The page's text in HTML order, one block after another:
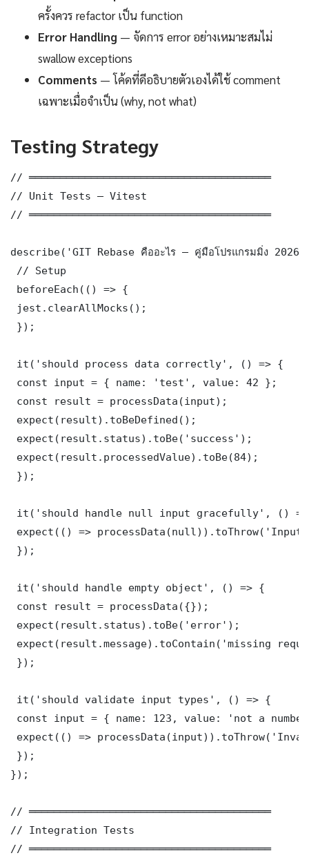
ครั้งควร refactor เป็น function
Error Handling — จัดการ error อย่างเหมาะสมไม่
swallow exceptions
Comments — โค้ดที่ดีอธิบายตัวเองได้ใช้ comment
เฉพาะเมื่อจำเป็น (why, not what)
Testing Strategy
// ═══════════════════════════════════════
// Unit Tests — Vitest
// ═══════════════════════════════════════
describe('GIT Rebase คืออะไร — คู่มือโปรแกรมมิ่ง
// Setup
beforeEach(() => {
jest.clearAllMocks();
});
it('should process data correctly', () => {
const input = { name: 'test', value: 42 };
const result = processData(input);
expect(result).toBeDefined();
expect(result.status).toBe('success');
expect(result.processedValue).toBe(84);
});
it('should handle null input gracefully', ()
expect(() =>
});
it('should handle empty object', () => {
const result = processData({});
expect(result.status).toBe('error');
expect(result.message).toContain('missing
});
it('should validate input types', () => {
const input = { name: 123, value: 'not a
expect(() =>
});
});
// ═══════════════════════════════════════
// Integration Tests
// ═══════════════════════════════════════